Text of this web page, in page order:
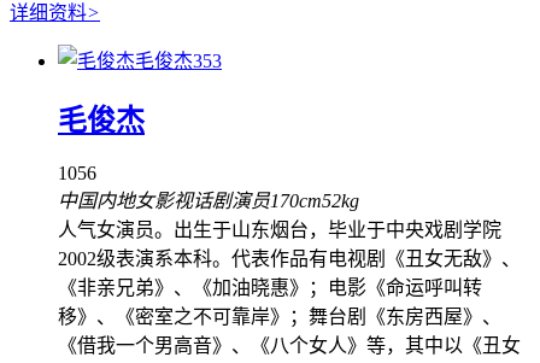
详细资料>
毛俊杰353
毛俊杰
1056
中国内地女影视话剧演员170cm52kg
人气女演员。出生于山东烟台，毕业于中央戏剧学院
2002级表演系本科。代表作品有电视剧《丑女无敌》、
《非亲兄弟》、《加油晓惠》；电影《命运呼叫转
移》、《密室之不可靠岸》；舞台剧《东房西屋》、
《借我一个男高音》、《八个女人》等，其中以《丑女